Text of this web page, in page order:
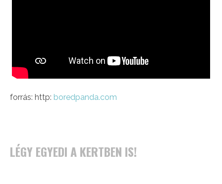
forrás: http: boredpanda.com
LÉGY EGYEDI A KERTBEN IS!